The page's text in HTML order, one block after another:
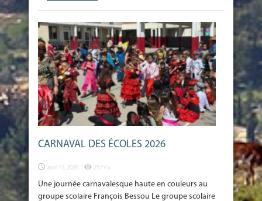
CARNAVAL DES ÉCOLES 2026
avril 15, 2026 257 Vu
Une journée carnavalesque haute en couleurs au
groupe scolaire François Bessou Le groupe scolaire